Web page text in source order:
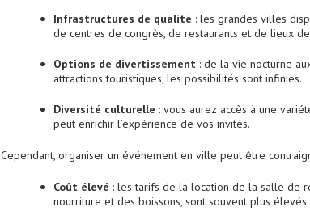
Infrastructures de qualité : les grandes villes
de centres de congrès, de restaurants et de lieux
Options de divertissement : de la vie nocturne
attractions touristiques, les possibilités sont infinies.
Diversité culturelle : vous aurez accès à une
peut enrichir l’expérience de vos invités.
Cependant, organiser un événement en ville peut être
Coût élevé : les tarifs de la location de la salle de
nourriture et des boissons, sont souvent plus